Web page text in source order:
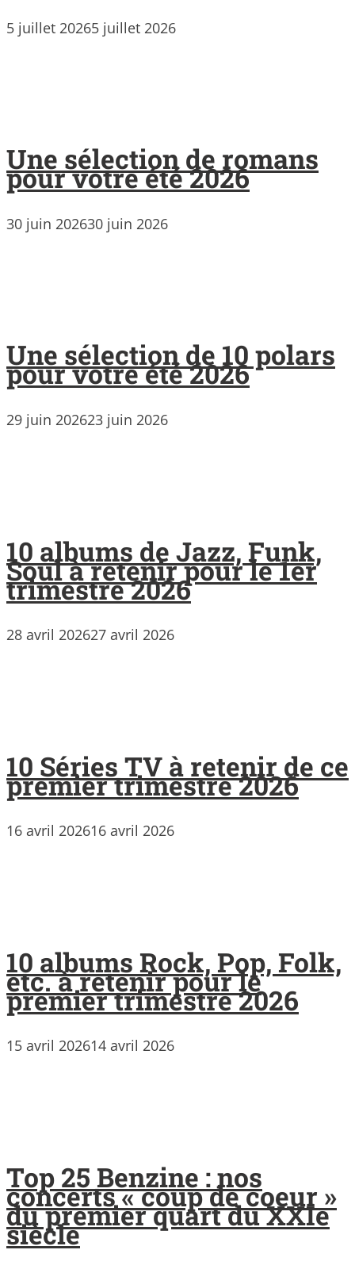
5 juillet 20265 juillet 2026
Une sélection de romans
pour votre été 2026
30 juin 202630 juin 2026
Une sélection de 10 polars
pour votre été 2026
29 juin 202623 juin 2026
10 albums de Jazz, Funk,
Soul à retenir pour le 1er
trimestre 2026
28 avril 202627 avril 2026
10 Séries TV à retenir de ce
premier trimestre 2026
16 avril 202616 avril 2026
10 albums Rock, Pop, Folk,
etc. à retenir pour le
premier trimestre 2026
15 avril 202614 avril 2026
Top 25 Benzine : nos
concerts « coup de coeur »
du premier quart du XXIe
siècle